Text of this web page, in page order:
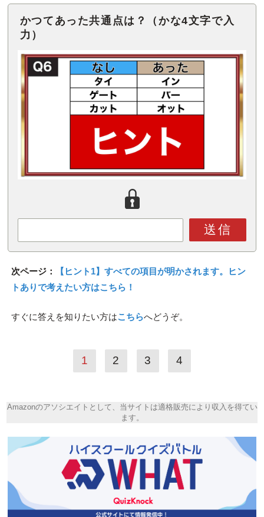
かつてあった共通点は？（かな4文字で入
力）
送信
次ページ：
【ヒント1】すべての項目が明かされます。ヒン
トありで考えたい方はこちら！
すぐに答えを知りたい方はこちらへどうぞ。
1 2 3 4
Amazonのアソシエイトとして、当サイトは適格販売により収入を得てい
ます。